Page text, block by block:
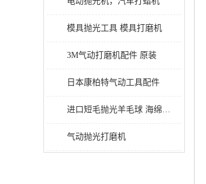
模具抛光工具 模具打磨机
3M气动打磨机配件 原装
日本康柏特气动工具配件
进口短毛抛光羊毛球 海绵抛光球
气动抛光打磨机